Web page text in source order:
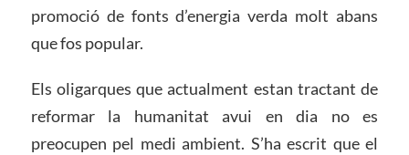
promoció de fonts d’energia verda molt abans
que fos popular.
Els oligarques que actualment estan tractant de
reformar la humanitat avui en dia no es
preocupen pel medi ambient. S’ha escrit que el